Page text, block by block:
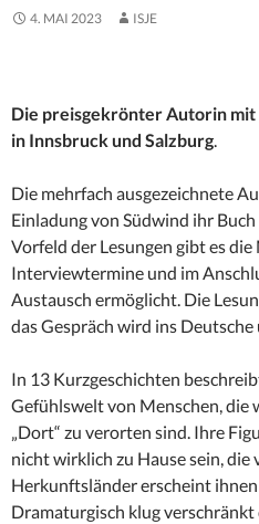
4. MAI 2023 ISJE
Die preisgekrönter Autorin mit
in Innsbruck und Salzburg.
Die mehrfach ausgezeichnete
Einladung von Südwind ihr Buch
Vorfeld der Lesungen gibt es
Interviewtermine und im
Austausch ermöglicht. Die
das Gespräch wird ins
In 13 Kurzgeschichten
Gefühlswelt von Menschen, die
„Dort“ zu verorten sind. Ihre
nicht wirklich zu Hause sein, die
Herkunftsländer erscheint
Dramaturgisch klug